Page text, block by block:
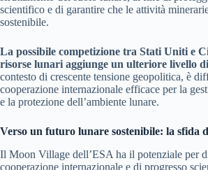
scientifico e di garantire che le attività
sostenibile.
La possibile competizione tra Stati Uniti e
risorse lunari aggiunge un ulteriore livello
contesto di crescente tensione geopolitica, è
cooperazione internazionale efficace per la
e la protezione dell’ambiente lunare.
Verso un futuro lunare sostenibile: la sfida
Il Moon Village dell’ESA ha il potenziale per
cooperazione internazionale e di progresso